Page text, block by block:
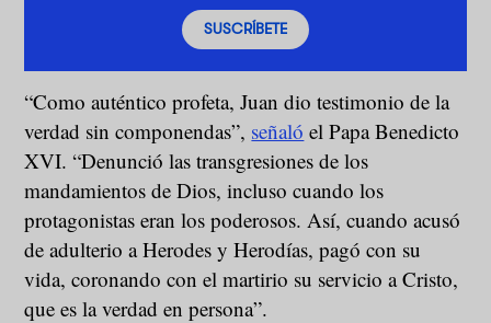
SUSCRÍBETE
“Como auténtico profeta, Juan dio testimonio de la
verdad sin componendas”, señaló el Papa Benedicto
XVI. “Denunció las transgresiones de los
mandamientos de Dios, incluso cuando los
protagonistas eran los poderosos. Así, cuando acusó
de adulterio a Herodes y Herodías, pagó con su
vida, coronando con el martirio su servicio a Cristo,
que es la verdad en persona”.